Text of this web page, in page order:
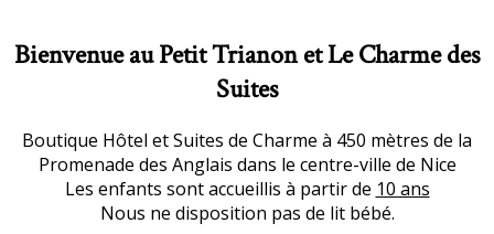
Bienvenue au Petit Trianon et Le Charme des
Suites
Boutique Hôtel et Suites de Charme à 450 mètres de la
Promenade des Anglais dans le centre-ville de Nice
Les enfants sont accueillis à partir de 10 ans
Nous ne disposition pas de lit bébé.